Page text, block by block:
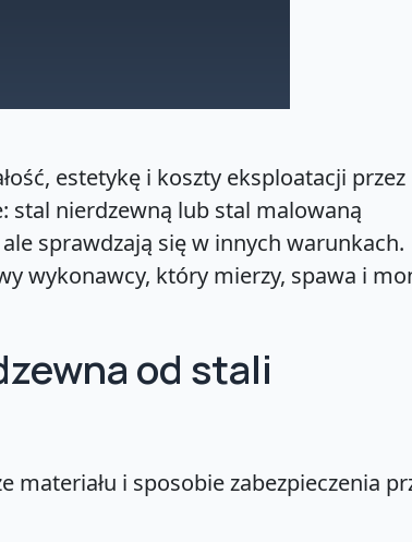
estetykę i koszty eksploatacji przez
stal nierdzewną lub stal malowaną
sprawdzają się w innych warunkach.
wykonawcy, który mierzy, spawa i
od stali
i sposobie zabezpieczenia